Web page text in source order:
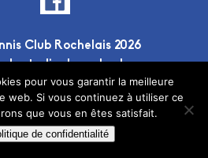
Club Rochelais 2026
lestudio deuxplusdeux
pour vous garantir la meilleure
web. Si vous continuez à utiliser ce
que vous en êtes satisfait.
de confidentialité